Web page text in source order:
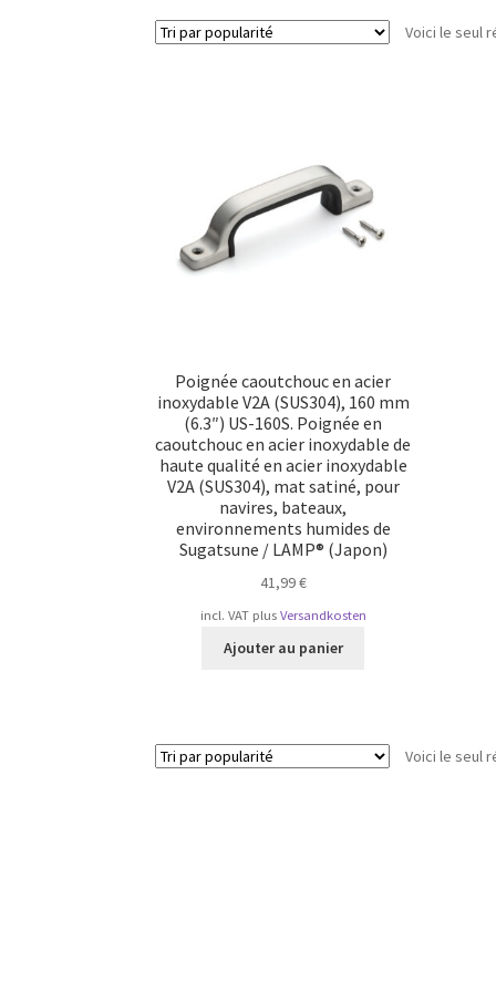
Voici le seul
Poignée caoutchouc en acier
inoxydable V2A (SUS304), 160 mm
(6.3″) US-160S. Poignée en
caoutchouc en acier inoxydable de
haute qualité en acier inoxydable
V2A (SUS304), mat satiné, pour
navires, bateaux,
environnements humides de
Sugatsune / LAMP® (Japon)
41,99€
incl. VAT plus Versandkosten
Ajouter au panier
Voici le seul